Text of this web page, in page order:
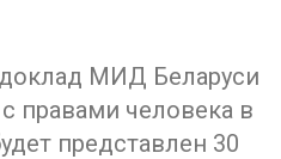
МИД Беларуси
правами человека в
представлен 30